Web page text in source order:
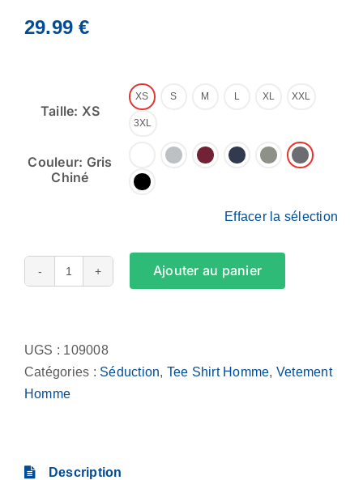
29.99€
Taille: XS
XS S M L XL XXL
3XL
Couleur: Gris
Chiné
Effacer la sélection
quantité
Shirt
Homme
-
Ajouter au panier
UGS : 109008
Catégories : Séduction, Tee Shirt Homme, Vetement
Homme
Description